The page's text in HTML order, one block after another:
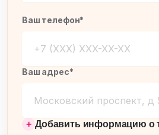
Ваш телефон*
Ваш адрес*
Добавить информацию о